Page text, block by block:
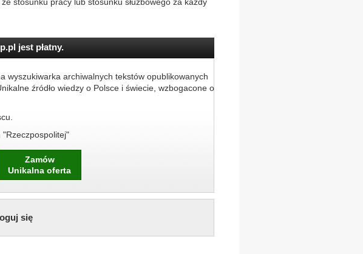
jest płatny.
wyszukiwarka archiwalnych tekstów opublikowanych
źródło wiedzy o Polsce i świecie, wzbogacone o
"Rzeczpospolitej"
Zamów
Unikalna oferta
się